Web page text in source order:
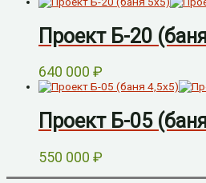
Проект Б-20
640 000 ₽
Проект Б-05
550 000 ₽